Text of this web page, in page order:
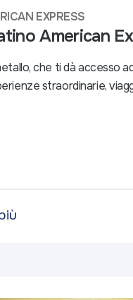
EXPRESS
American
che ti dà accesso
straordinarie,